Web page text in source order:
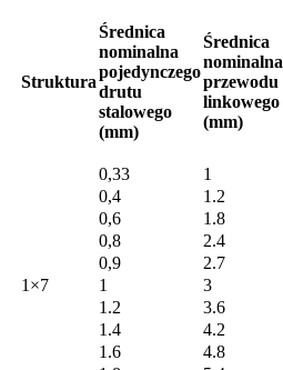
Struktura
Średnica
nominalna
pojedynczego
drutu
stalowego
(mm)
Średnica
nominalna
przewodu
linkowego
(mm)
1×7
0,33 1
0,4 1.2
0,6
1.8
0,8
2.4
0,9
2.7
1
3
1.2
3.6
1.4
4.2
1.6
4.8